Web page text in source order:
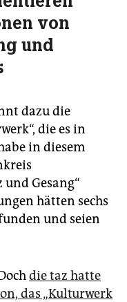
von
und
dazu die
die es in
in diesem
Gesang“
hätten sechs
und seien
die taz hatte
das „Kulturwerk